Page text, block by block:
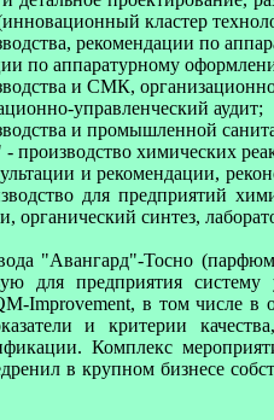
кластер
рекомендации по
по аппаратурному
и СМК,
управленческий аудит;
и промышленной
химических
и рекомендации,
для предприятий
органический синтез,
"Авангард"-Тосно
для предприятия
Improvement, в том числе в
и критерии
Комплекс
в крупном бизнесе